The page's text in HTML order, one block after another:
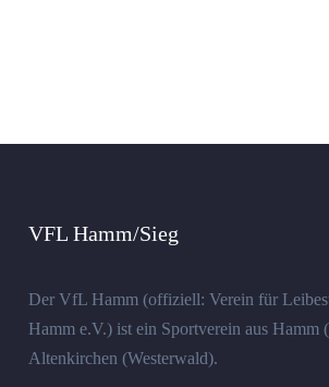
VFL Hamm/Sieg
Der VfL Hamm (offiziell: Verein für
Hamm e.V.) ist ein Sportverein aus Hamm
Altenkirchen (Westerwald).